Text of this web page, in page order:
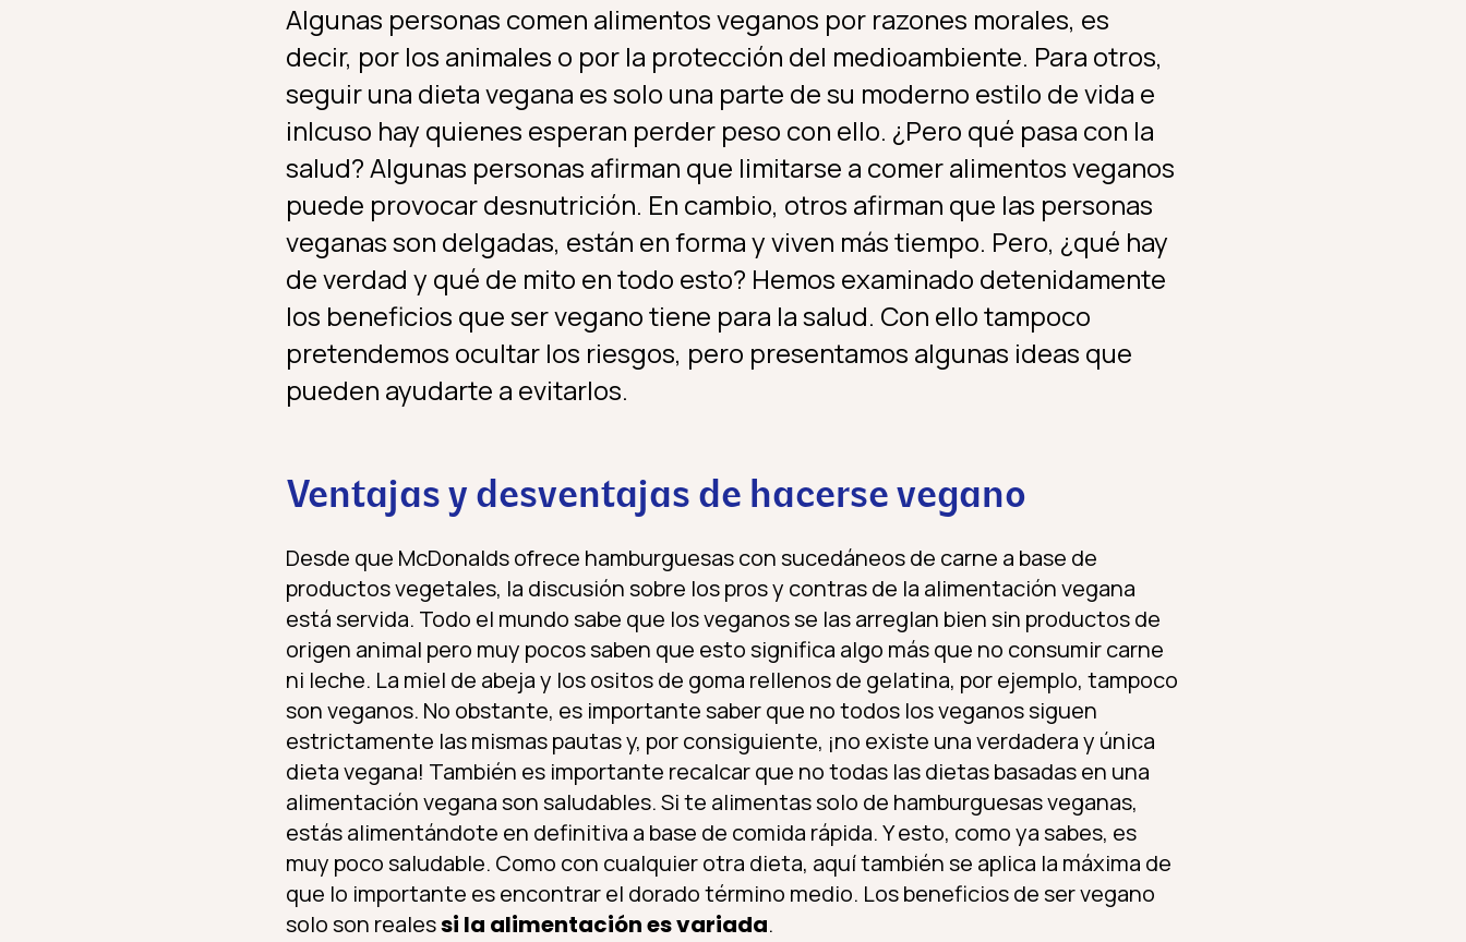
Algunas personas comen alimentos veganos por razones morales, es
decir, por los animales o por la protección del medioambiente. Para otros,
seguir una dieta vegana es solo una parte de su moderno estilo de vida e
inlcuso hay quienes esperan perder peso con ello. ¿Pero qué pasa con la
salud? Algunas personas afirman que limitarse a comer alimentos veganos
puede provocar desnutrición. En cambio, otros afirman que las personas
veganas son delgadas, están en forma y viven más tiempo. Pero, ¿qué hay
de verdad y qué de mito en todo esto? Hemos examinado detenidamente
los beneficios que ser vegano tiene para la salud. Con ello tampoco
pretendemos ocultar los riesgos, pero presentamos algunas ideas que
pueden ayudarte a evitarlos.
Ventajas y desventajas de hacerse vegano
Desde que McDonalds ofrece hamburguesas con sucedáneos de carne a base de
productos vegetales, la discusión sobre los pros y contras de la alimentación vegana
está servida. Todo el mundo sabe que los veganos se las arreglan bien sin productos de
origen animal pero muy pocos saben que esto significa algo más que no consumir carne
ni leche. La miel de abeja y los ositos de goma rellenos de gelatina, por ejemplo, tampoco
son veganos. No obstante, es importante saber que no todos los veganos siguen
estrictamente las mismas pautas y, por consiguiente, ¡no existe una verdadera y única
dieta vegana! También es importante recalcar que no todas las dietas basadas en una
alimentación vegana son saludables. Si te alimentas solo de hamburguesas veganas,
estás alimentándote en definitiva a base de comida rápida. Y esto, como ya sabes, es
muy poco saludable. Como con cualquier otra dieta, aquí también se aplica la máxima de
que lo importante es encontrar el dorado término medio. Los beneficios de ser vegano
solo son realessi la alimentación es variada.